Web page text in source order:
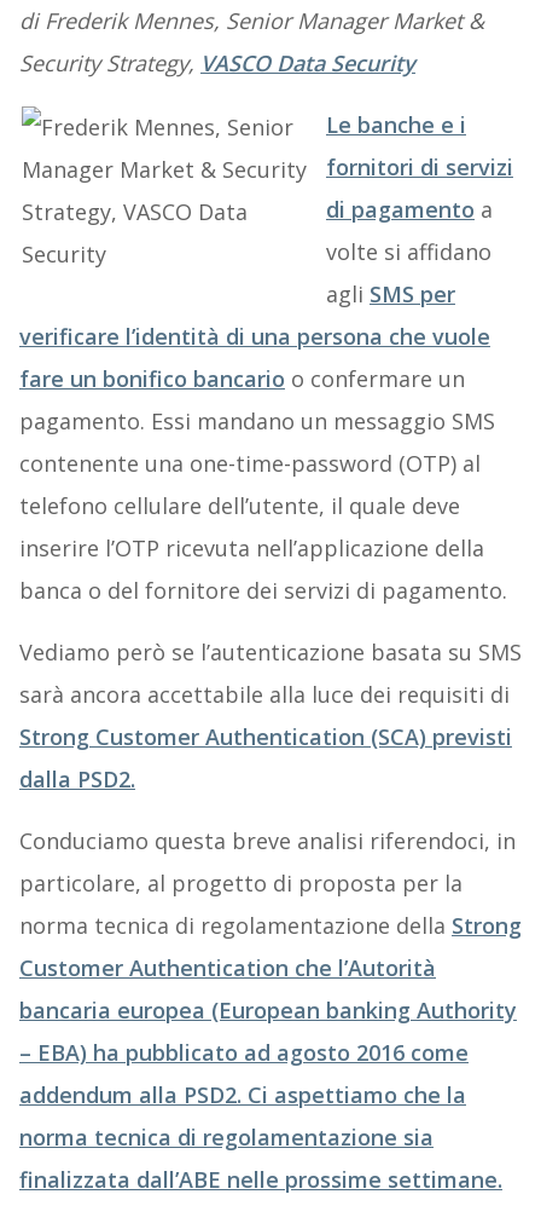
di Frederik Mennes, Senior Manager Market &
Security Strategy, VASCO Data Security
Le banche e i
fornitori di servizi
di pagamento a
volte si affidano
agli SMS per
verificare l’identità di una persona che vuole
fare un bonifico bancario o confermare un
pagamento. Essi mandano un messaggio SMS
contenente una one-time-password (OTP) al
telefono cellulare dell’utente, il quale deve
inserire l’OTP ricevuta nell’applicazione della
banca o del fornitore dei servizi di pagamento.
Vediamo però se l’autenticazione basata su SMS
sarà ancora accettabile alla luce dei requisiti di
Strong Customer Authentication (SCA) previsti
dalla PSD2.
Conduciamo questa breve analisi riferendoci, in
particolare, al progetto di proposta per la
norma tecnica di regolamentazione della Strong
Customer Authentication che l’Autorità
bancaria europea (European banking Authority
– EBA) ha pubblicato ad agosto 2016 come
addendum alla PSD2. Ci aspettiamo che la
norma tecnica di regolamentazione sia
finalizzata dall’ABE nelle prossime settimane.